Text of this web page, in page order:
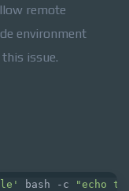
remote
environment
issue.
bash -c "echo